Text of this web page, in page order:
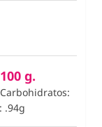
g.
.94g